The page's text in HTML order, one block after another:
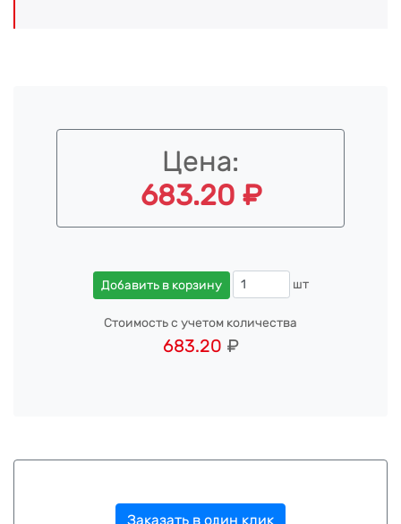
Цена:
683.20 ₽
Добавить в корзину шт
Стоимость с учетом количества
683.20 ₽
Заказать в один клик